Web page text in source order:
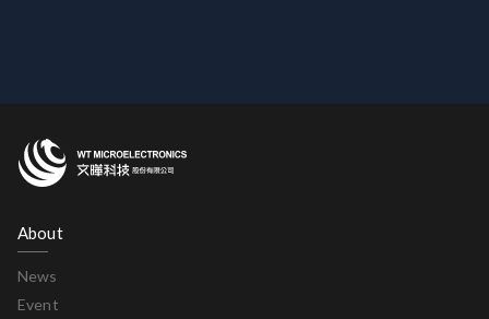
膜产品价格上调0.5-1元/平米至23元/平方米。 从涨价
市场的不安。如果接下来组件跟着涨价，市场上的装
机热情会进一步受到打压。据了解，目前已有多家行
链一系列产品涨价的影响下，光伏组件价格更是居高
价格已经来到1.805元/W，采购产品为530W双面双玻
洲、澳洲为代表的海外户用市场依然保持较高增速，
全球户用逆变器需求处于高增态势。 综合来看，全年
偏紧，发生价格战的概率较小。 产品涨价传导成本，
全年行业景气持续，企业盈利乐观。2021 年4 月中旬
以固德威、古瑞瓦特为代表的户用逆变器企业针对国
内产品提涨价格(10-15%)，随后阳光、锦浪跟涨，产
5.3GW，同比增长34%；其中，光伏电站2.5GW，分
布式光伏2.8GW，分布式光伏增长较快。2021年一季
度，光伏发电量688亿kWh，同比增长30%；发电利用
小时数300小时，同比增加10小时；全国弃光率
晶硅进口呈现量跌价涨的趋势，反映出多晶硅价格的
About
News
Event